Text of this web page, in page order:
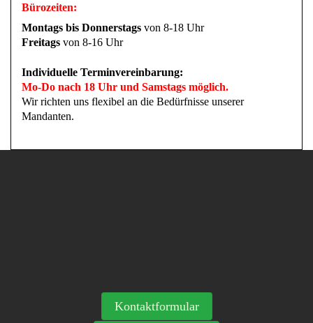
Bürozeiten:
Montags bis Donnerstags von 8-18 Uhr
Freitags von 8-16 Uhr
Individuelle Terminvereinbarung:
Mo-Do nach 18 Uhr und Samstags möglich.
Wir richten uns flexibel an die Bedürfnisse unserer
Mandanten.
Kontaktformular